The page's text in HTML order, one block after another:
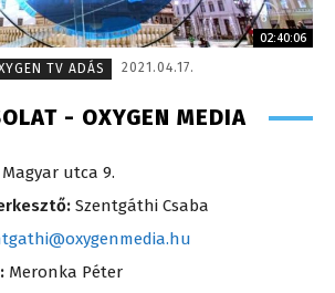
02:40:06
TV ADÁS
2021.04.17.
- OXYGEN MEDIA
Magyar utca 9.
Szentgáthi Csaba
Meronka Péter